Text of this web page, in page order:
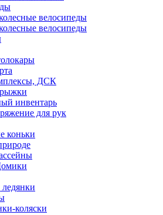
велосипеды
велосипеды
ДСК
инвентарь
для рук
коньки
коляски